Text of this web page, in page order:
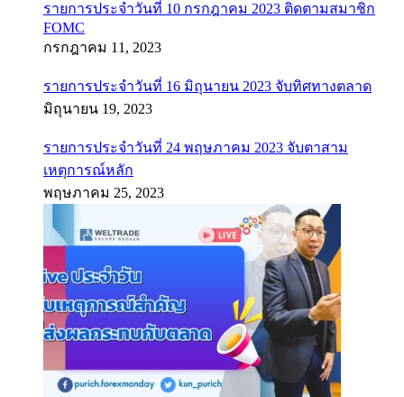
รายการประจำวันที่ 10 กรกฎาคม 2023 ติดตามสมาชิก
FOMC
กรกฎาคม 11, 2023
รายการประจำวันที่ 16 มิถุนายน 2023 จับทิศทางตลาด
มิถุนายน 19, 2023
รายการประจำวันที่ 24 พฤษภาคม 2023 จับตาสาม
เหตุการณ์หลัก
พฤษภาคม 25, 2023